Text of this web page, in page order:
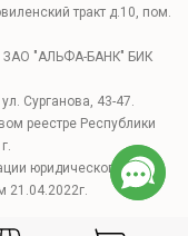
тракт д.10, пом.
ЗАО "АЛЬФА-БАНК" БИК
Сурганова, 43-47.
реестре Республики
юридического лица
21.04.2022г.